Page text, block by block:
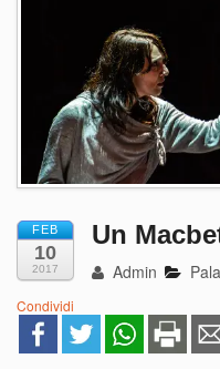
FEB
10
2017
Un
Admin
Condividi